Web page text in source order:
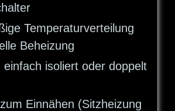
Temperaturverteilung
Beheizung
einfach isoliert oder doppelt
Einnähen (Sitzheizung